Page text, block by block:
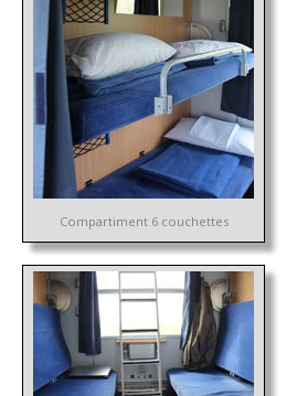
Compartiment 6 couchettes